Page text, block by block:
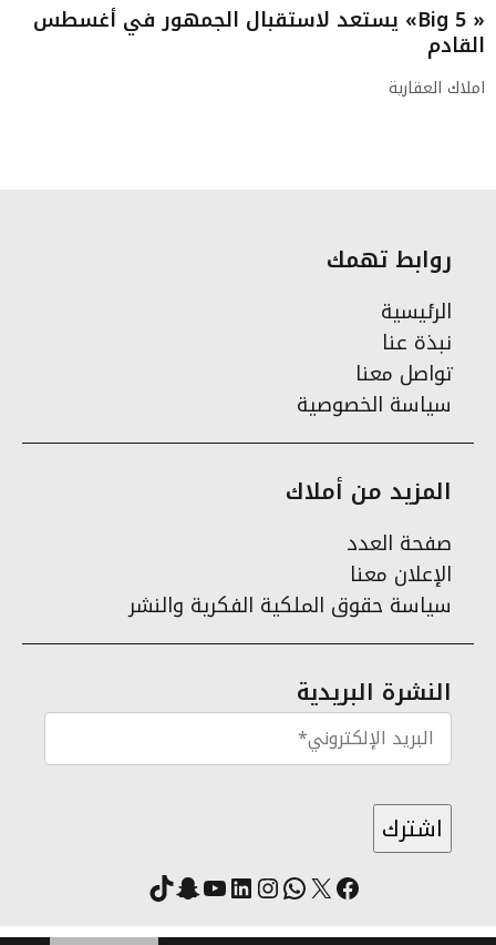
« Big 5» يستعد لاستقبال الجمهور في أغسطس
القادم
املاك العقارية
روابط تهمك
الرئيسية
نبذة عنا
تواصل معنا
سياسة الخصوصية
المزيد من أملاك
صفحة العدد
الإعلان معنا
سياسة حقوق الملكية الفكرية والنشر
النشرة البريدية
فيسبوك
X واتساب
انستقرام
لينكد إنيوتيوب
سناب شات
تيك توك